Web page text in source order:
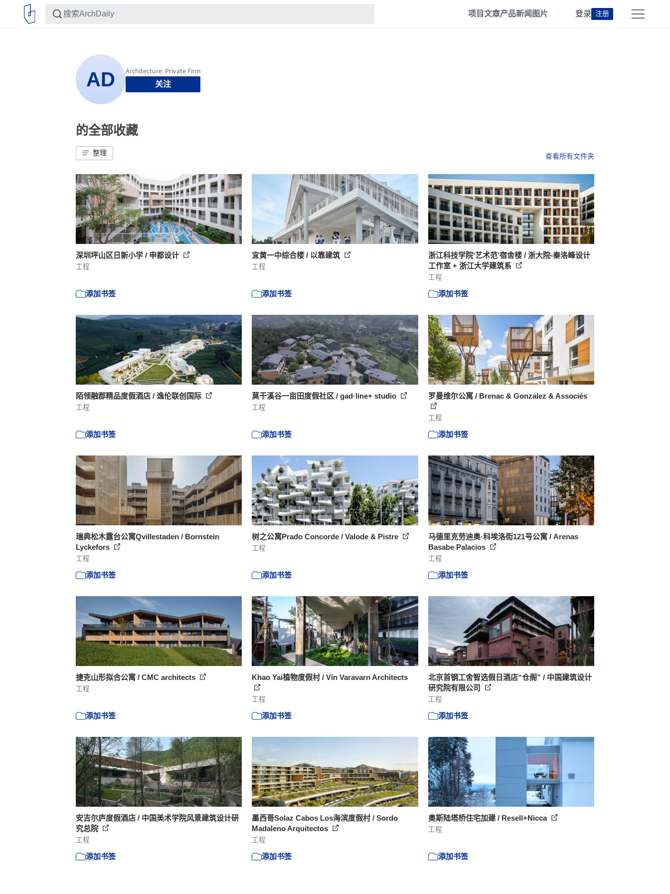
项目文章产品新闻 图片 登录 注册
关注
的全部收藏
整理 查看所有文件夹
深圳坪山区日新小学 / 申都设计
工程
添加书签
宜黄一中综合楼 / 以靠建筑
工程
添加书签
浙江科技学院‘艺术范’宿舍楼 / 浙大院-秦洛峰设计
工作室 + 浙江大学建筑系
工程
添加书签
陌领融郡精品度假酒店 / 逸伦联创国际
工程
添加书签
莫干溪谷一亩田度假社区 / gad·line+ studio
工程
添加书签
罗曼维尔公寓 / Brenac & Gonzalez & Associés
工程
添加书签
瑞典松木露台公寓Qvillestaden / Bornstein
Lyckefors
工程
添加书签
树之公寓Prado Concorde / Valode & Pistre
工程
添加书签
马德里克劳迪奥·科埃洛街121号公寓 / Arenas
Basabe Palacios
工程
添加书签
捷克山形拟合公寓 / CMC architects
工程
添加书签
Khao Yai植物度假村 / Vin Varavarn Architects
工程
添加书签
北京首钢工舍智选假日酒店“仓阁” / 中国建筑设计
研究院有限公司
工程
添加书签
安吉尔庐度假酒店 / 中国美术学院风景建筑设计研
究总院
工程
添加书签
墨西哥Solaz Cabos Los海滨度假村 / Sordo
Madaleno Arquitectos
工程
添加书签
奥斯陆塔桥住宅加建 / Resell+Nicca
工程
添加书签